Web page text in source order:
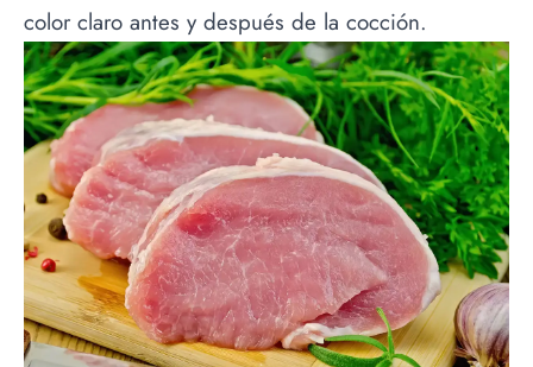
color claro antes y después de la cocción.